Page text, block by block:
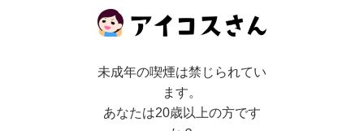
すすめなのはこんな人です！
・強いメンソールフレーバーをお探しの方
未成年の喫煙は禁じられてい
ます。
あなたは20歳以上の方です